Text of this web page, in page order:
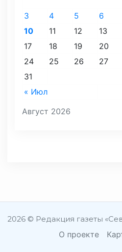
Август 2026
« Июл
3
4 5 6
10
11 12 13
17
18 19 20
24
25 26 27
31
2026 © Редакция газеты
О проекте